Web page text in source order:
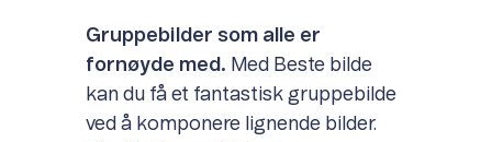
Gruppebilder som alle er
fornøyde med. Med Beste bilde
kan du få et fantastisk gruppebilde
ved å komponere lignende bilder.